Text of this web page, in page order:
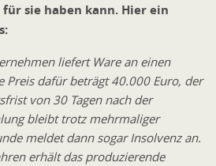
sie haben kann. Hier ein
liefert Ware an einen
Preis dafür beträgt 40.000 Euro, der
von 30 Tagen nach der
bleibt trotz mehrmaliger
meldet dann sogar Insolvenz an.
erhält das produzierende